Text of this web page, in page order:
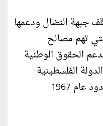
جبهة النضال ودعمها
تهم مصالح
الحقوق الوطنية
الفلسطينية
المستقلة ذات السيادة على حدود عام 1967